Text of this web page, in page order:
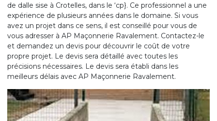
de dalle sise à Crotelles, dans le ‘cp}. Ce professionnel a une
expérience de plusieurs années dans le domaine. Si vous
avez un projet dans ce sens, il est conseillé pour vous de
vous adresser à AP Maçonnerie Ravalement. Contactez-le
et demandez un devis pour découvrir le coût de votre
propre projet. Le devis sera détaillé avec toutes les
précisions nécessaires. Le devis sera établi dans les
meilleurs délais avec AP Maçonnerie Ravalement.